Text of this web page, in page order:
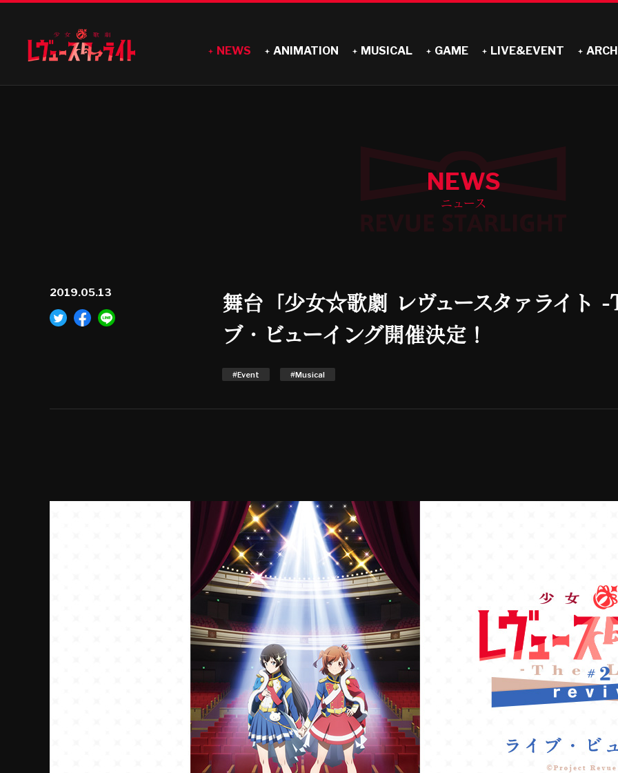
NEWS ANIMATION MUSICAL GAME LIVE&EVENT
NEWS
ニュース
2019.05.13
舞台「少女☆歌劇 レヴュースタァライト
ブ・ビューイング開催決定！
#Event #Musical